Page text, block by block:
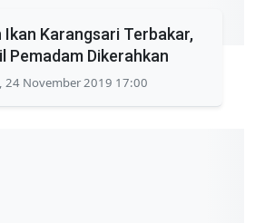
Ikan Karangsari Terbakar,
Pemadam Dikerahkan
24 November 2019 17:00